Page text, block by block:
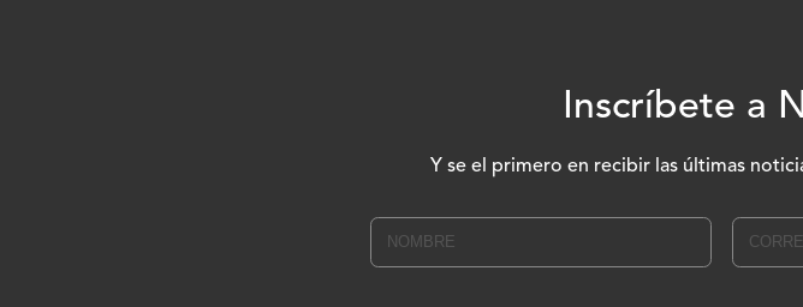
Inscríbete a
Y se el primero en recibir las últimas